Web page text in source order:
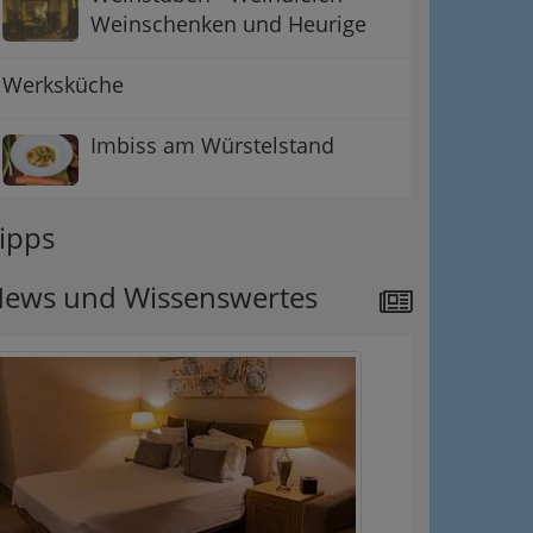
Weinschenken und Heurige
Werksküche
Imbiss am Würstelstand
und Wissenswertes